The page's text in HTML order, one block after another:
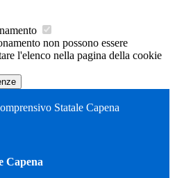
non possono essere
l'elenco nella pagina della cookie
Statale Capena
Capena